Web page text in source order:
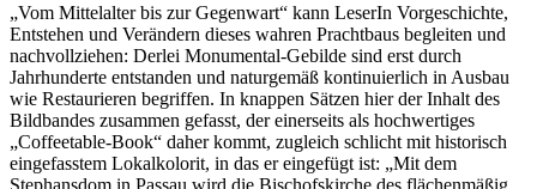
„Vom Mittelalter bis zur Gegenwart“ kann LeserIn Vorgeschichte,
Entstehen und Verändern dieses wahren Prachtbaus begleiten und
nachvollziehen: Derlei Monumental-Gebilde sind erst durch
Jahrhunderte entstanden und naturgemäß kontinuierlich in Ausbau
wie Restaurieren begriffen. In knappen Sätzen hier der Inhalt des
Bildbandes zusammen gefasst, der einerseits als hochwertiges
„Coffeetable-Book“ daher kommt, zugleich schlicht mit historisch
eingefasstem Lokalkolorit, in das er eingefügt ist: „Mit dem
Stephansdom in Passau wird die Bischofskirche des flächenmäßig